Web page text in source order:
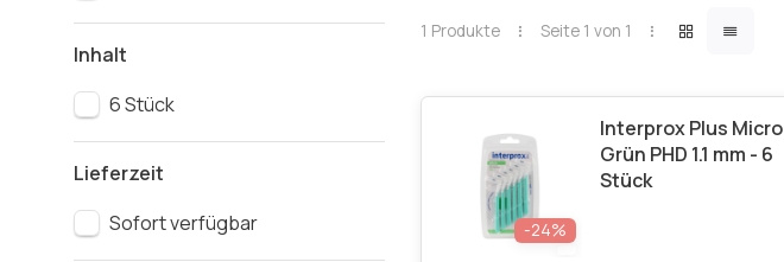
Inhalt
6 Stück
Lieferzeit
Sofort verfügbar
1 Produkte Seite 1 von 1
-24%
Interprox Plus Micro
Grün PHD 1.1 mm - 6
Stück